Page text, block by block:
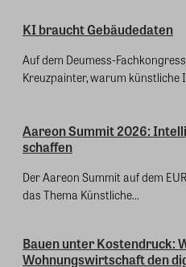
KI braucht Gebäudedaten
Auf dem Deumess-
Kreuzpainter, warum künstliche
Aareon Summit 2026:
schaffen
Der Aareon Summit auf dem
das Thema Künstliche...
Bauen unter Kostendruck:
Wohnungswirtschaft den